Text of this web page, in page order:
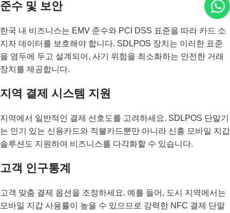
준수 및 보안
한국 내 비즈니스는 EMV 준수와 PCI DSS 표준을 따라 카드 소
지자 데이터를 보호해야 합니다. SDLPOS 장치는 이러한 표준
을 염두에 두고 설계되어, 사기 위험을 최소화하는 안전한 거래
장치를 제공합니다.
지역 결제 시스템 지원
지역에서 일반적인 결제 선호도를 고려하세요. SDLPOS 단말기
는 인기 있는 신용카드와 직불카드뿐만 아니라 신흥 모바일 지갑
솔루션도 지원하여 비즈니스를 다각화할 수 있습니다.
고객 인구통계
고객 맞춤 결제 옵션을 조정하세요. 예를 들어, 도시 지역에서는
모바일 지갑 사용률이 높을 수 있으므로 강력한 NFC 결제 단말